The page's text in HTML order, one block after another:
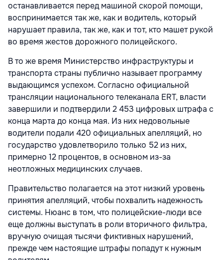
останавливается перед машиной скорой помощи,
воспринимается так же, как и водитель, который
нарушает правила, так же, как и тот, кто машет рукой
во время жестов дорожного полицейского.
В то же время Министерство инфраструктуры и
транспорта страны публично называет программу
выдающимся успехом. Согласно официальной
трансляции национального телеканала ERT, власти
завершили и подтвердили 2 453 цифровых штрафа с
конца марта до конца мая. Из них недовольные
водители подали 420 официальных апелляций, но
государство удовлетворило только 52 из них,
примерно 12 процентов, в основном из-за
неотложных медицинских случаев.
Правительство полагается на этот низкий уровень
принятия апелляций, чтобы похвалить надежность
системы. Нюанс в том, что полицейские-люди все
еще должны выступать в роли вторичного фильтра,
вручную очищая тысячи фиктивных нарушений,
прежде чем настоящие штрафы попадут к нужным